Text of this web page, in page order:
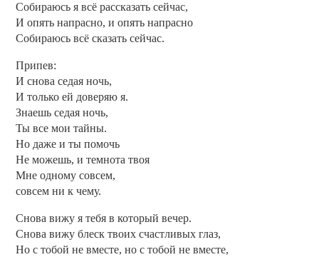
Собираюсь я всё рассказать сейчас,
И опять напрасно, и опять напрасно
Собираюсь всё сказать сейчас.
Припев:
И снова седая ночь,
И только ей доверяю я.
Знаешь седая ночь,
Ты все мои тайны.
Но даже и ты помочь
Не можешь, и темнота твоя
Мне одному совсем,
совсем ни к чему.
Снова вижу я тебя в который вечер.
Снова вижу блеск твоих счастливых глаз,
Но с тобой не вместе, но с тобой не вместе,